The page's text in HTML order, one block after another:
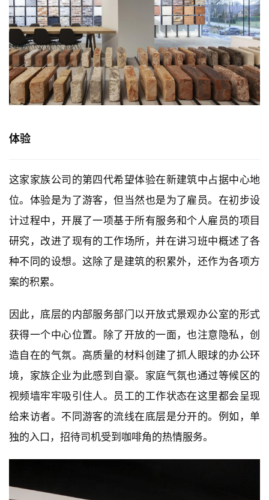
体验
这家家族公司的第四代希望体验在新建筑中占据中心地
位。体验是为了游客，但当然也是为了雇员。在初步设
计过程中，开展了一项基于所有服务和个人雇员的项目
研究，改进了现有的工作场所，并在讲习班中概述了各
种不同的设想。这除了是建筑的积累外，还作为各项方
案的积累。
因此，底层的内部服务部门以开放式景观办公室的形式
获得一个中心位置。除了开放的一面，也注意隐私，创
造自在的气氛。高质量的材料创建了抓人眼球的办公环
境，家族企业为此感到自豪。家庭气氛也通过等候区的
视频墙牢牢吸引住人。员工的工作状态在这里都会呈现
给来访者。不同游客的流线在底层是分开的。例如，单
独的入口，招待司机受到咖啡角的热情服务。